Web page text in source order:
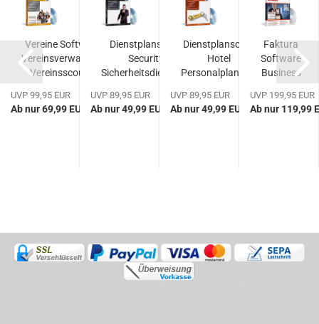
Vereine Software
Vereinsverwaltung
Vereinsscout...
UVP 99,95 EUR
Ab nur 69,99 EUR
Dienstplanscout
Security
Sicherheitsdienste...
UVP 89,95 EUR
Ab nur 49,99 EUR
Dienstplanscout
Hotel
Personalplanung
UVP 89,95 EUR
Ab nur 49,99 EUR
Faktura
Software
Business
UVP 199,95 EUR
Ab nur 119,99